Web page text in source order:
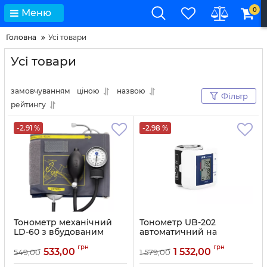
Меню 0
Головна Усі товари
Усі товари
замовчуванням ціною
назвою
рейтингу
Фільтр
-2.91 %
Тонометр механічний
LD-60 з вбудованим
Артикул: 549
549,00 533,00 грн
-2.98 %
Тонометр UB-202
автоматичний на
Артикул: 11712
1 579,00 1 532,00 грн